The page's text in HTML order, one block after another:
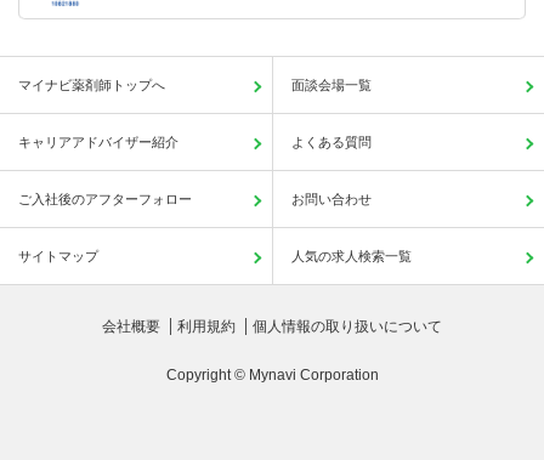
マイナビ薬剤師トップへ 面談会場一覧
キャリアアドバイザー紹介 よくある質問
ご入社後のアフターフォロー お問い合わせ
サイトマップ 人気の求人検索一覧
会社概要 利用規約 個人情報の取り扱いについて
Copyright © Mynavi Corporation